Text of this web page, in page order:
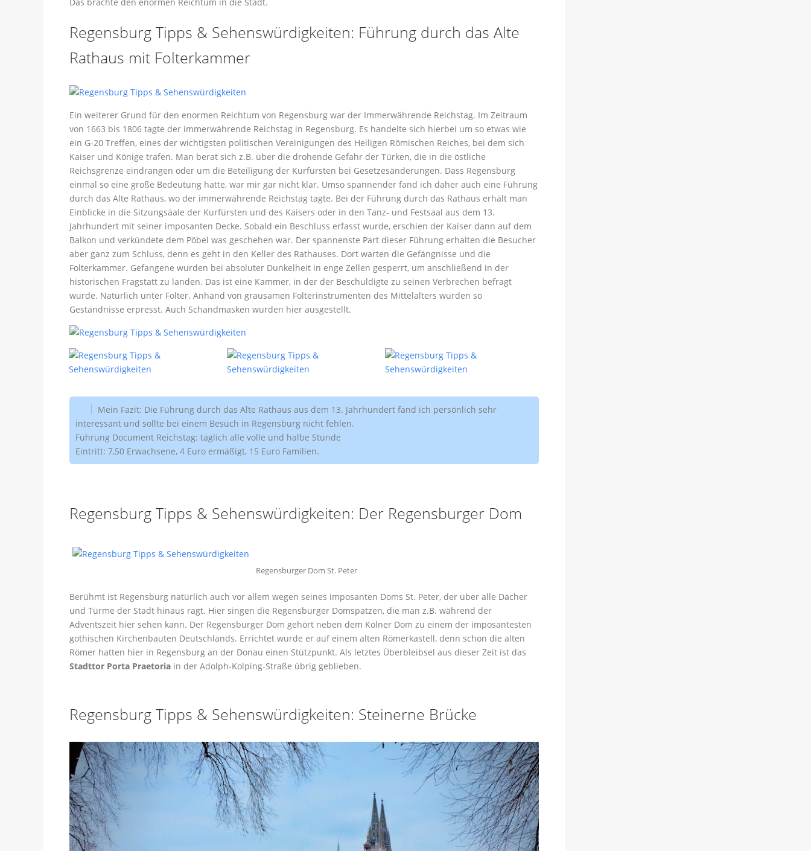
Regensburg Tipps & Sehenswürdigkeiten: Führung durch das Alte
Rathaus mit Folterkammer
Ein weiterer Grund für den enormen Reichtum von Regensburg war der Immerwährende Reichstag. Im Zeitraum
von 1663 bis 1806 tagte der immerwährende Reichstag in Regensburg. Es handelte sich hierbei um so etwas wie
ein G-20 Treffen, eines der wichtigsten politischen Vereinigungen des Heiligen Römischen Reiches, bei dem sich
Kaiser und Könige trafen. Man berat sich z.B. über die drohende Gefahr der Türken, die in die östliche
Reichsgrenze eindrangen oder um die Beteiligung der Kurfürsten bei Gesetzesänderungen. Dass Regensburg
einmal so eine große Bedeutung hatte, war mir gar nicht klar. Umso spannender fand ich daher auch eine Führung
durch das Alte Rathaus, wo der immerwährende Reichstag tagte. Bei der Führung durch das Rathaus erhält man
Einblicke in die Sitzungsäale der Kurfürsten und des Kaisers oder in den Tanz- und Festsaal aus dem 13.
Jahrhundert mit seiner imposanten Decke. Sobald ein Beschluss erfasst wurde, erschien der Kaiser dann auf dem
Balkon und verkündete dem Pöbel was geschehen war. Der spannenste Part dieser Führung erhalten die Besucher
aber ganz zum Schluss, denn es geht in den Keller des Rathauses. Dort warten die Gefängnisse und die
Folterkammer. Gefangene wurden bei absoluter Dunkelheit in enge Zellen gesperrt, um anschließend in der
historischen Fragstatt zu landen. Das ist eine Kammer, in der der Beschuldigte zu seinen Verbrechen befragt
wurde. Natürlich unter Folter. Anhand von grausamen Folterinstrumenten des Mittelalters wurden so
Geständnisse erpresst. Auch Schandmasken wurden hier ausgestellt.
Mein Fazit: Die Führung durch das Alte Rathaus aus dem 13. Jahrhundert fand ich persönlich sehr
interessant und sollte bei einem Besuch in Regensburg nicht fehlen.
Führung Document Reichstag: täglich alle volle und halbe Stunde
Eintritt: 7,50 Erwachsene, 4 Euro ermäßigt, 15 Euro Familien.
Regensburg Tipps & Sehenswürdigkeiten: Der Regensburger Dom
Regensburger Dom St. Peter
Berühmt ist Regensburg natürlich auch vor allem wegen seines imposanten Doms St. Peter, der über alle Dächer
und Türme der Stadt hinaus ragt. Hier singen die Regensburger Domspatzen, die man z.B. während der
Adventszeit hier sehen kann. Der Regensburger Dom gehört neben dem Kölner Dom zu einem der imposantesten
gothischen Kirchenbauten Deutschlands. Errichtet wurde er auf einem alten Römerkastell, denn schon die alten
Römer hatten hier in Regensburg an der Donau einen Stützpunkt. Als letztes Überbleibsel aus dieser Zeit ist das
Stadttor Porta Praetoria in der Adolph-Kolping-Straße übrig geblieben.
Regensburg Tipps & Sehenswürdigkeiten: Steinerne Brücke